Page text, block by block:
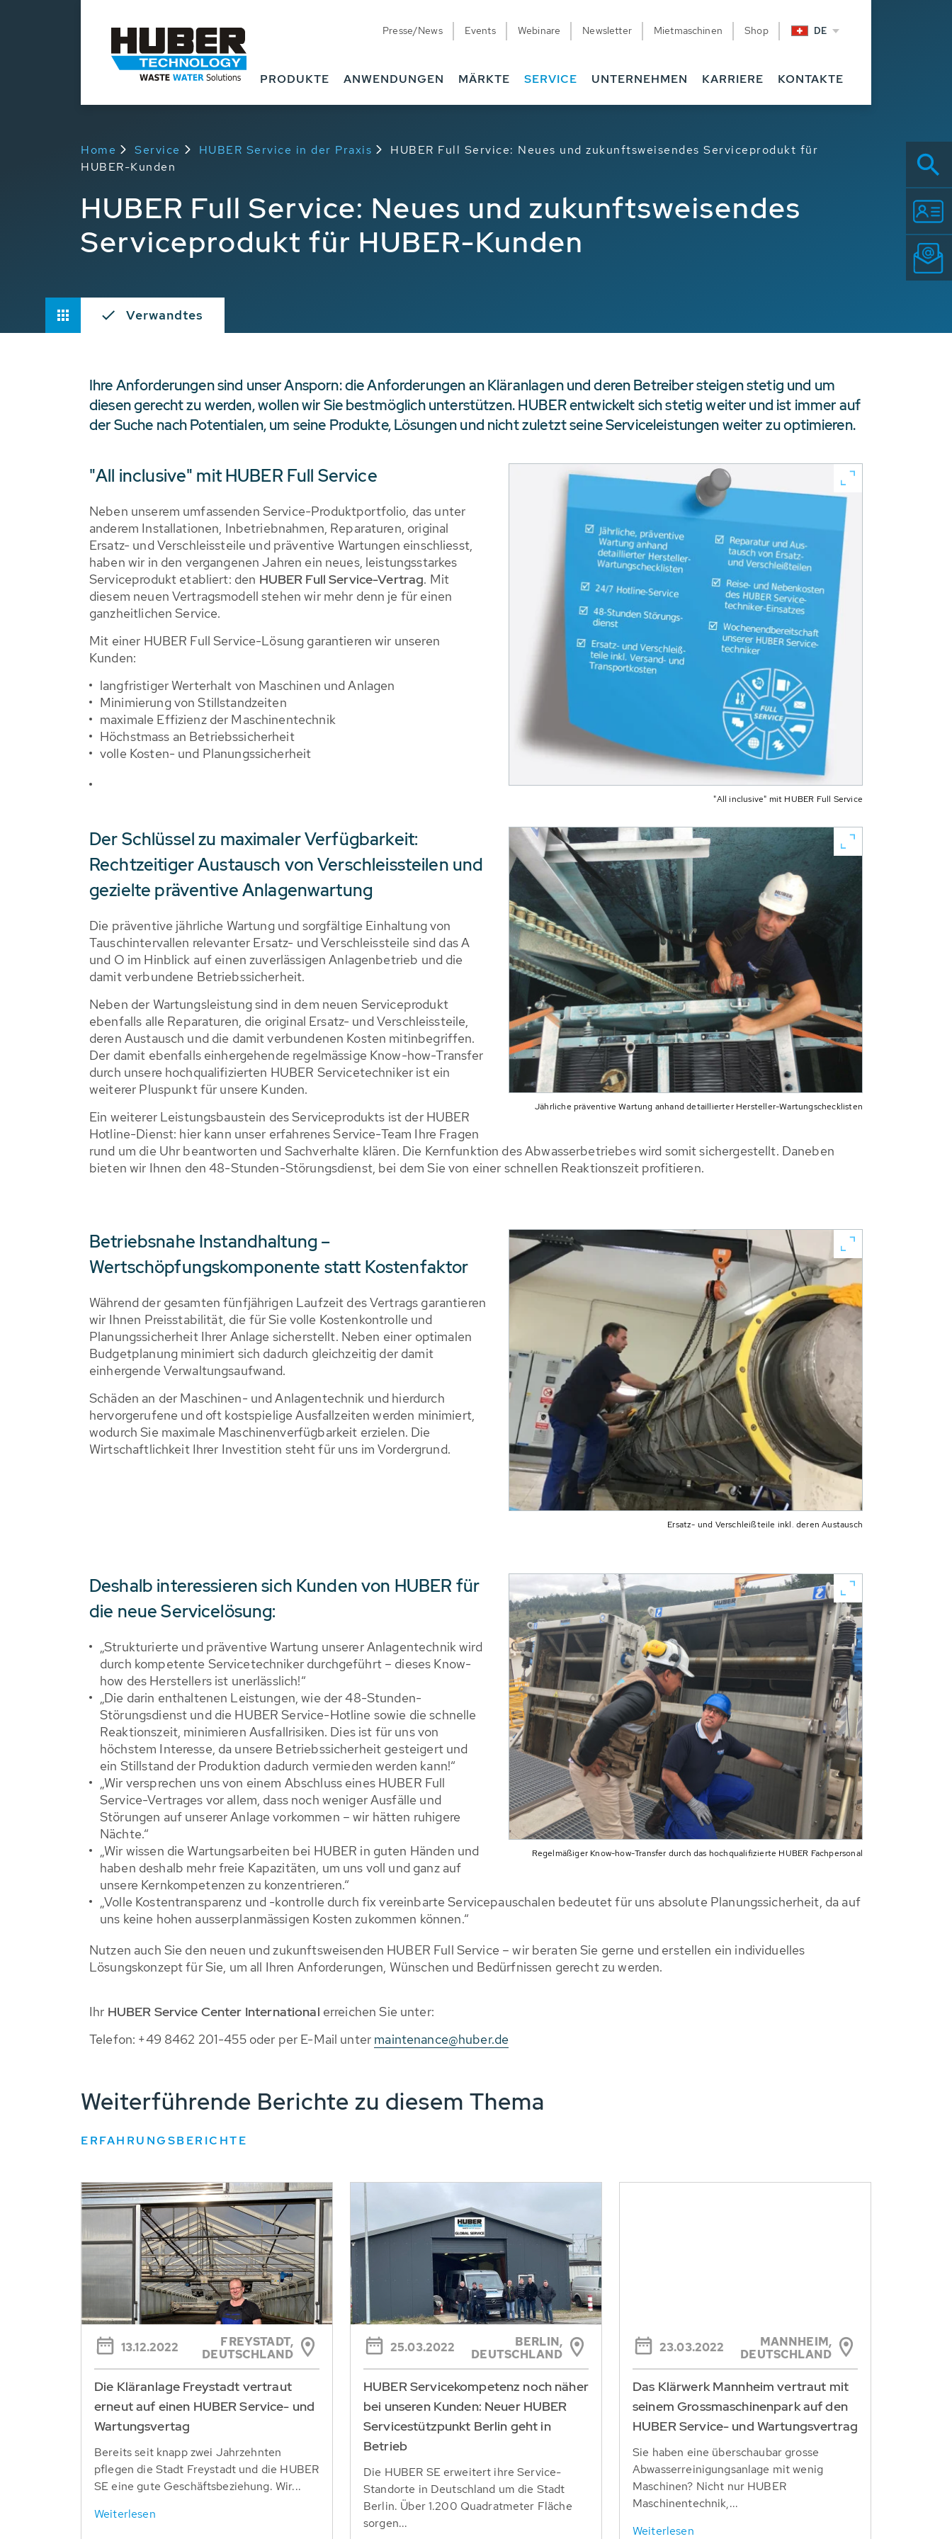
Presse/News Events Webinare Newsletter Mietmaschinen Shop DE
PRODUKTE ANWENDUNGEN MÄRKTE SERVICE UNTERNEHMEN KARRIERE KONTAKTE
Home Service HUBER Service in der Praxis
HUBER Full Service: Neues und zukunftsweisendes Serviceprodukt für
HUBER-Kunden
HUBER Full Service: Neues und zukunftsweisendes
Serviceprodukt für HUBER-Kunden
Verwandtes
Ihre Anforderungen sind unser Ansporn: die Anforderungen an Kläranlagen und deren Betreiber steigen stetig und um
diesen gerecht zu werden, wollen wir Sie bestmöglich unterstützen. HUBER entwickelt sich stetig weiter und ist immer auf
der Suche nach Potentialen, um seine Produkte, Lösungen und nicht zuletzt seine Serviceleistungen weiter zu optimieren.
"All inclusive" mit HUBER Full Service
"All inclusive" mit HUBER Full Service
Neben unserem umfassenden Service-Produktportfolio, das unter
anderem Installationen, Inbetriebnahmen, Reparaturen, original
Ersatz- und Verschleissteile und präventive Wartungen einschliesst,
haben wir in den vergangenen Jahren ein neues, leistungsstarkes
Serviceprodukt etabliert: den HUBER Full Service-Vertrag. Mit
diesem neuen Vertragsmodell stehen wir mehr denn je für einen
ganzheitlichen Service.
Mit einer HUBER Full Service-Lösung garantieren wir unseren
Kunden:
langfristiger Werterhalt von Maschinen und Anlagen
Minimierung von Stillstandzeiten
maximale Effizienz der Maschinentechnik
Höchstmass an Betriebssicherheit
volle Kosten- und Planungssicherheit
Jährliche präventive Wartung anhand detaillierter Hersteller-Wartungschecklisten
Der Schlüssel zu maximaler Verfügbarkeit:
Rechtzeitiger Austausch von Verschleissteilen und
gezielte präventive Anlagenwartung
Die präventive jährliche Wartung und sorgfältige Einhaltung von
Tauschintervallen relevanter Ersatz- und Verschleissteile sind das A
und O im Hinblick auf einen zuverlässigen Anlagenbetrieb und die
damit verbundene Betriebssicherheit.
Neben der Wartungsleistung sind in dem neuen Serviceprodukt
ebenfalls alle Reparaturen, die original Ersatz- und Verschleissteile,
deren Austausch und die damit verbundenen Kosten mitinbegriffen.
Der damit ebenfalls einhergehende regelmässige Know-how-Transfer
durch unsere hochqualifizierten HUBER Servicetechniker ist ein
weiterer Pluspunkt für unsere Kunden.
Ein weiterer Leistungsbaustein des Serviceprodukts ist der HUBER
Hotline-Dienst: hier kann unser erfahrenes Service-Team Ihre Fragen
rund um die Uhr beantworten und Sachverhalte klären. Die Kernfunktion des Abwasserbetriebes wird somit sichergestellt. Daneben
bieten wir Ihnen den 48-Stunden-Störungsdienst, bei dem Sie von einer schnellen Reaktionszeit profitieren.
Ersatz- und Verschleißteile inkl. deren Austausch
Betriebsnahe Instandhaltung –
Wertschöpfungskomponente statt Kostenfaktor
Während der gesamten fünfjährigen Laufzeit des Vertrags garantieren
wir Ihnen Preisstabilität, die für Sie volle Kostenkontrolle und
Planungssicherheit Ihrer Anlage sicherstellt. Neben einer optimalen
Budgetplanung minimiert sich dadurch gleichzeitig der damit
einhergende Verwaltungsaufwand.
Schäden an der Maschinen- und Anlagentechnik und hierdurch
hervorgerufene und oft kostspielige Ausfallzeiten werden minimiert,
wodurch Sie maximale Maschinenverfügbarkeit erzielen. Die
Wirtschaftlichkeit Ihrer Investition steht für uns im Vordergrund.
Regelmäßiger Know-how-Transfer durch das hochqualifizierte HUBER Fachpersonal
Deshalb interessieren sich Kunden von HUBER für
die neue Servicelösung:
„Strukturierte und präventive Wartung unserer Anlagentechnik wird
durch kompetente Servicetechniker durchgeführt – dieses Know-
how des Herstellers ist unerlässlich!“
„Die darin enthaltenen Leistungen, wie der 48-Stunden-
Störungsdienst und die HUBER Service-Hotline sowie die schnelle
Reaktionszeit, minimieren Ausfallrisiken. Dies ist für uns von
höchstem Interesse, da unsere Betriebssicherheit gesteigert und
ein Stillstand der Produktion dadurch vermieden werden kann!“
„Wir versprechen uns von einem Abschluss eines HUBER Full
Service-Vertrages vor allem, dass noch weniger Ausfälle und
Störungen auf unserer Anlage vorkommen – wir hätten ruhigere
Nächte.“
„Wir wissen die Wartungsarbeiten bei HUBER in guten Händen und
haben deshalb mehr freie Kapazitäten, um uns voll und ganz auf
unsere Kernkompetenzen zu konzentrieren.“
„Volle Kostentransparenz und -kontrolle durch fix vereinbarte Servicepauschalen bedeutet für uns absolute Planungssicherheit, da auf
uns keine hohen ausserplanmässigen Kosten zukommen können.“
Nutzen auch Sie den neuen und zukunftsweisenden HUBER Full Service – wir beraten Sie gerne und erstellen ein individuelles
Lösungskonzept für Sie, um all Ihren Anforderungen, Wünschen und Bedürfnissen gerecht zu werden.
Ihr HUBER Service Center International erreichen Sie unter:
Telefon: +49 8462 201-455 oder per E-Mail unter maintenance@huber.de
Weiterführende Berichte zu diesem Thema
ERFAHRUNGSBERICHTE
13.12.2022
FREYSTADT,
DEUTSCHLAND
Die Kläranlage Freystadt vertraut
erneut auf einen HUBER Service- und
Wartungsvertag
Bereits seit knapp zwei Jahrzehnten
pflegen die Stadt Freystadt und die HUBER
SE eine gute Geschäftsbeziehung. Wir...
Weiterlesen
25.03.2022
BERLIN,
DEUTSCHLAND
HUBER Servicekompetenz noch näher
bei unseren Kunden: Neuer HUBER
Servicestützpunkt Berlin geht in
Betrieb
Die HUBER SE erweitert ihre Service-
Standorte in Deutschland um die Stadt
Berlin. Über 1.200 Quadratmeter Fläche
sorgen...
23.03.2022
MANNHEIM,
DEUTSCHLAND
Das Klärwerk Mannheim vertraut mit
seinem Grossmaschinenpark auf den
HUBER Service- und Wartungsvertrag
Sie haben eine überschaubar grosse
Abwasserreinigungsanlage mit wenig
Maschinen? Nicht nur HUBER
Maschinentechnik,...
Weiterlesen